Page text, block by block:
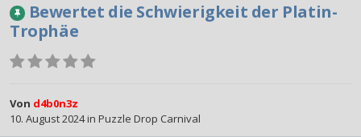
Bewertet die Schwierigkeit der Platin-
Trophäe
Von d4b0n3z
10. August 2024in Puzzle Drop Carnival